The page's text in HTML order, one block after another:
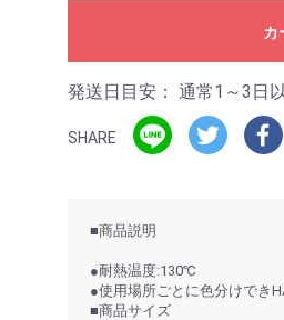
カ
発送日目安： 通常1～3日
SHARE
■商品説明
●耐熱温度:130℃
●使用場所ごとに色分けでき
■商品サイズ